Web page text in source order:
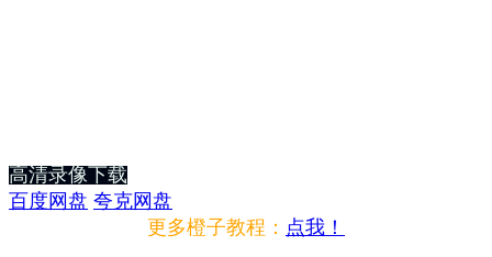
高清录像下载
百度网盘 夸克网盘
更多橙子教程： 点我！